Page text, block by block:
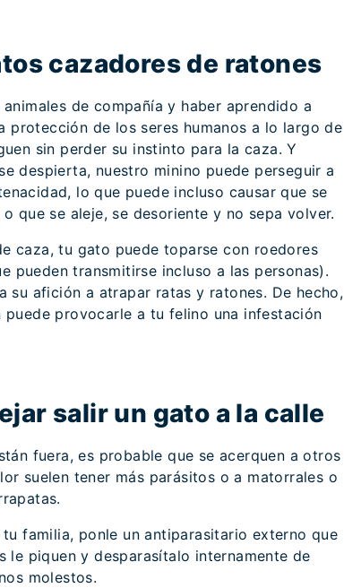
cazadores de ratones
de compañía y haber aprendido a
protección de los seres humanos a lo largo de
sin perder su instinto para la caza. Y
despierta, nuestro minino puede perseguir a
lo que puede incluso causar que se
que se aleje, se desoriente y no sepa volver.
caza, tu gato puede toparse con roedores
pueden transmitirse incluso a las personas).
su afición a atrapar ratas y ratones. De hecho,
provocarle a tu felino una infestación
salir un gato a la calle
fuera, es probable que se acerquen a otros
suelen tener más parásitos o a matorrales o
familia, ponle un antiparasitario externo que
le piquen y desparasítalo internamente de
molestos.